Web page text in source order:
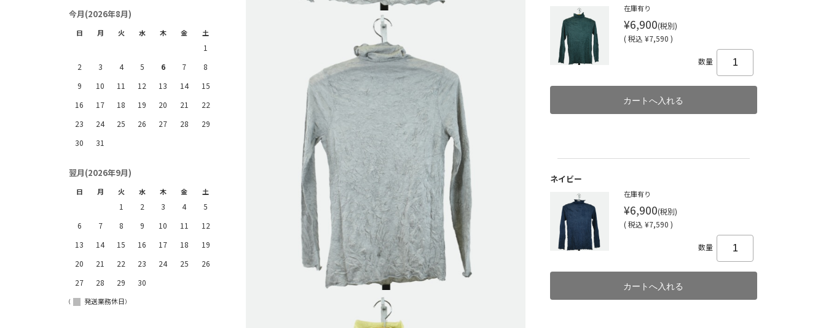
在庫有り
¥6,900(税別)
(税込 ¥7,590 )
数量
ネイビー
在庫有り
¥6,900(税別)
(税込 ¥7,590 )
数量
今月(2026年8月)
日 月 火 水 木 金 土
1
2
3 4 5 6 7
8
9
10 11 12 13 14
15
16
17 18 19 20 21
22
23
24 25 26 27 28
29
30
31
翌月(2026年9月)
日 月 火 水 木 金 土
1 2 3 4
5
6
7 8 9 10 11
12
13
14 15 16 17 18
19
20
21 22 23 24 25
26
27
28 29 30
( 発送業務休日)